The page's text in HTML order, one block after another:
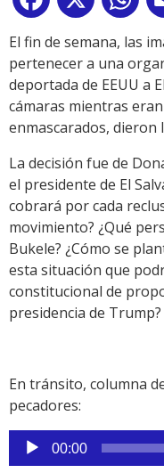
El fin de semana, las
pertenecer a una
deportada de EEUU a
cámaras mientras
enmascarados, dieron
La decisión fue de
el presidente de El
cobrará por cada
movimiento? ¿Qué
Bukele? ¿Cómo se
esta situación que
constitucional de
presidencia de Trump?
En tránsito, columna
pecadores:
Reproductor
de
00:00